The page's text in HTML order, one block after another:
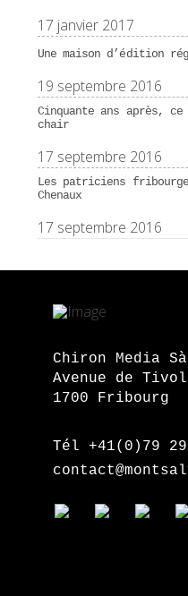
17 janvier 2017
Une maison d’édition
19 septembre 2016
Cinquante ans après,
chair
17 septembre 2016
Les patriciens
Chenaux
17 septembre 2016
Chiron Media
Avenue de
1700 Fribourg
Tél +41(0)79